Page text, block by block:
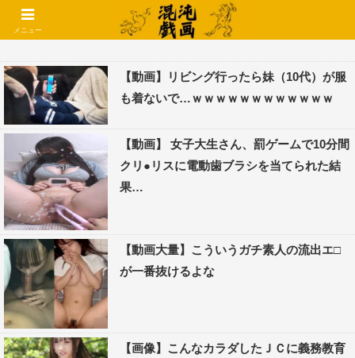
コメントでコテハン使えるようになりました🌱
【動画】リビング行ったら妹（10代）が服
も着ないで…ｗｗｗｗｗｗｗｗｗｗｗｗ
【動画】 女子大生さん、罰ゲームで10分間
クリ●リスに電動歯ブラシを当てられた結
果…
【動画大量】こういうガチ素人の流出エ□
が一番抜けるよな
【画像】こんなカラダしたＪＣに義務教育
メニュー